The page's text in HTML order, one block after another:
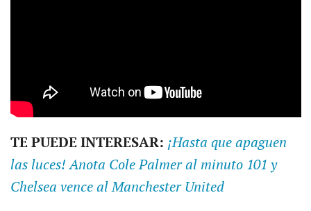
TE PUEDE INTERESAR: ¡Hasta que apaguen
las luces! Anota Cole Palmer al minuto 101 y
Chelsea vence al Manchester United